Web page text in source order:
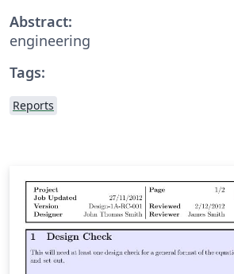
Abstract:
engineering
Tags:
Reports